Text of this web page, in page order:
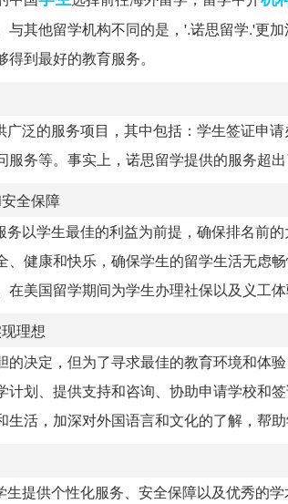
与其他留学机构不同的是，'.诺思留学.'更
到最好的教育服务。
广泛的服务项目，其中包括：学生签证申
服务等。事实上，诺思留学提供的服务超
全保障
务以学生最佳的利益为前提，确保排名前
、健康和快乐，确保学生的留学生活无虑
在美国留学期间为学生办理社保以及义工体
理想
的决定，但为了寻求最佳的教育环境和体
计划、提供支持和咨询、协助申请学校和
生活，加深对外国语言和文化的了解，帮
生提供个性化服务、安全保障以及优秀的